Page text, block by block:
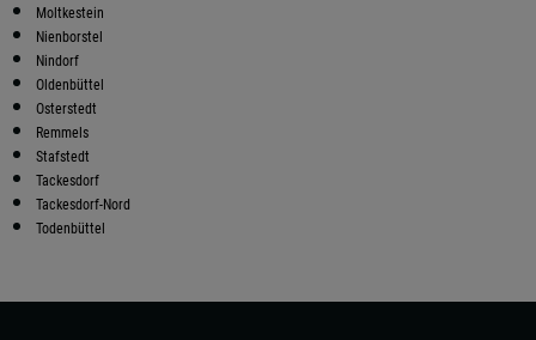
Moltkestein
Nienborstel
Nindorf
Oldenbüttel
Osterstedt
Remmels
Stafstedt
Tackesdorf
Tackesdorf-Nord
Todenbüttel